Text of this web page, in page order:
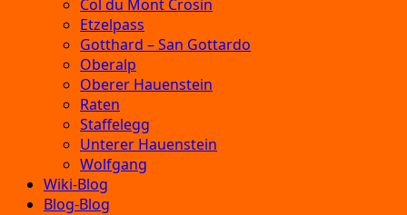
Col du Mont Crosin
Etzelpass
Gotthard – San Gottardo
Oberalp
Oberer Hauenstein
Raten
Staffelegg
Unterer Hauenstein
Wolfgang
Wiki-Blog
Blog-Blog